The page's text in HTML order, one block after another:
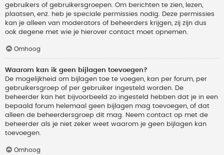
gebruikers of gebruikersgroepen. Om berichten te zien, lezen,
plaatsen, enz. heb je speciale permissies nodig. Deze permissies
kan je alleen van moderators of beheerders krijgen, zij zijn dus
ook degene met wie je hierover contact moet opnemen.
Omhoog
Waarom kan ik geen bijlagen toevoegen?
De mogelijkheid om bijlagen toe te voegen, kan per forum, per
gebruikersgroep of per gebruiker ingesteld worden. De
beheerder kan het bijvoorbeeld zo ingesteld hebben dat je in een
bepaald forum helemaal geen bijlagen mag toevoegen, of dat
alleen de beheerdersgroep dit mag. Neem contact op met de
beheerder als je niet zeker weet waarom je geen bijlagen kan
toevoegen.
Omhoog